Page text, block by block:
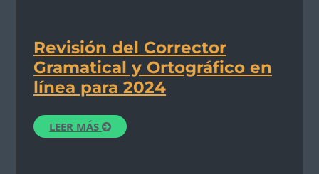
Revisión del Corrector
Gramatical y Ortográfico en
línea para 2024
LEER MÁS